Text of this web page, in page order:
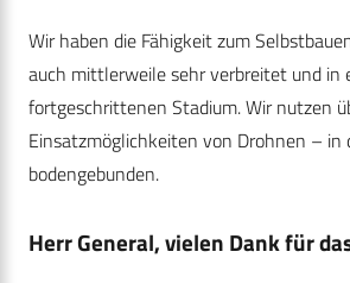
Wir haben die Fähigkeit zum
auch mittlerweile sehr verbreitet und in
fortgeschrittenen Stadium. Wir nutzen
Einsatzmöglichkeiten von Drohnen – in
bodengebunden.
Herr General, vielen Dank für